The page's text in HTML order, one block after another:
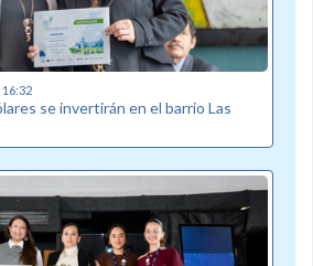
16:32
se invertirán en el barrio Las